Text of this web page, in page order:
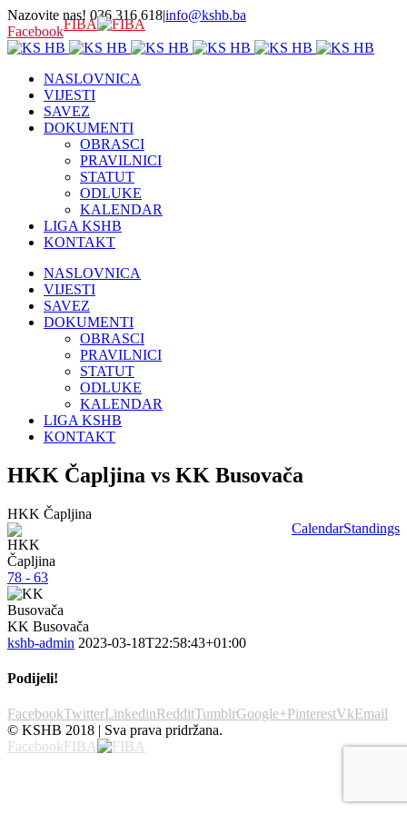
Nazovite nas! 036 316 618|info@kshb.ba
FacebookFIBA
NASLOVNICA
VIJESTI
SAVEZ
DOKUMENTI
OBRASCI
PRAVILNICI
STATUT
ODLUKE
KALENDAR
LIGA KSHB
KONTAKT
NASLOVNICA
VIJESTI
SAVEZ
DOKUMENTI
OBRASCI
PRAVILNICI
STATUT
ODLUKE
KALENDAR
LIGA KSHB
KONTAKT
HKK Čapljina vs KK Busovača
CalendarStandings
HKK Čapljina
78 - 63
KK Busovača
kshb-admin 2023-03-18T22:58:43+01:00
Podijeli!
FacebookTwitterLinkedinRedditTumblrGoogle+PinterestVkEmail
© KSHB 2018 | Sva prava pridržana.
FacebookFIBA